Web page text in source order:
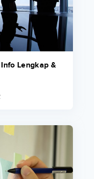
Lengkap &